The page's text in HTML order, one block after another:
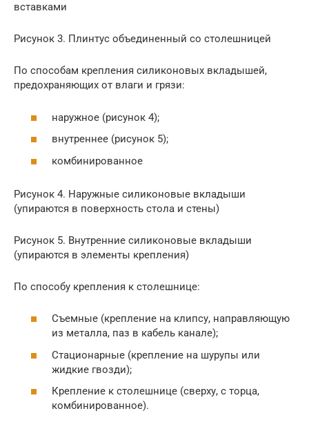
вставками
Рисунок 3. Плинтус объединенный со столешницей
По способам крепления силиконовых вкладышей,
предохраняющих от влаги и грязи:
наружное (рисунок 4);
внутреннее (рисунок 5);
комбинированное
Рисунок 4. Наружные силиконовые вкладыши
(упираются в поверхность стола и стены)
Рисунок 5. Внутренние силиконовые вкладыши
(упираются в элементы крепления)
По способу крепления к столешнице:
Съемные (крепление на клипсу, направляющую
из металла, паз в кабель канале);
Стационарные (крепление на шурупы или
жидкие гвозди);
Крепление к столешнице (сверху, с торца,
комбинированное).